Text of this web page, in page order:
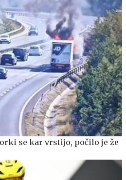
se kar vrstijo, počilo je že